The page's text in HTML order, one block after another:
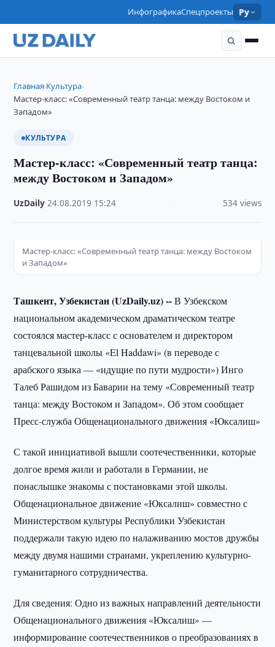
ИнфографикаСпецпроекты Ру
Главная›Культура›
Мастер-класс: «Современный театр танца: между Востоком и
Западом»
КУЛЬТУРА
Мастер-класс: «Современный театр танца:
между Востоком и Западом»
UzDaily ·24.08.2019 15:24 534 views
Мастер-класс: «Современный театр танца: между Востоком
и Западом»
Ташкент, Узбекистан (UzDaily.uz) --В Узбекском
национальном академическом драматическом театре
состоялся мастер-класс с основателем и директором
танцевальной школы «El Haddawi» (в переводе с
арабского языка — «идущие по пути мудрости») Инго
Талеб Рашидом из Баварии на тему «Современный театр
танца: между Востоком и Западом». Об этом сообщает
Пресс-служба Общенационального движения «Юксалиш»
С такой инициативой вышли соотечественники, которые
долгое время жили и работали в Германии, не
понаслышке знакомы с постановками этой школы.
Общенациональное движение «Юксалиш» совместно с
Министерством культуры Республики Узбекистан
поддержали такую идею по налаживанию мостов дружбы
между двумя нашими странами, укреплению культурно-
гуманитарного сотрудничества.
Для сведения: Одно из важных направлений деятельности
Общенационального движения «Юксалиш» —
информирование соотечественников о преобразованиях в